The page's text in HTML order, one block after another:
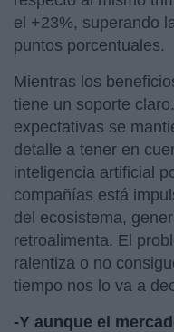
el +23%, superando
puntos porcentuales.
Mientras los
tiene un soporte
expectativas se
detalle a tener en
inteligencia artificial
compañías está
del ecosistema,
retroalimenta. El
ralentiza o no
tiempo nos lo va a
-Y aunque el